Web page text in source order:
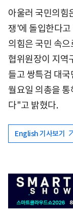
아울러 국민의힘
쟁'에 돌입한다
의힘은 국민 속
협위원장이 지역
들고 쌍특검 대
월요일 의총을
다"고 밝혔다.
English 기사보기